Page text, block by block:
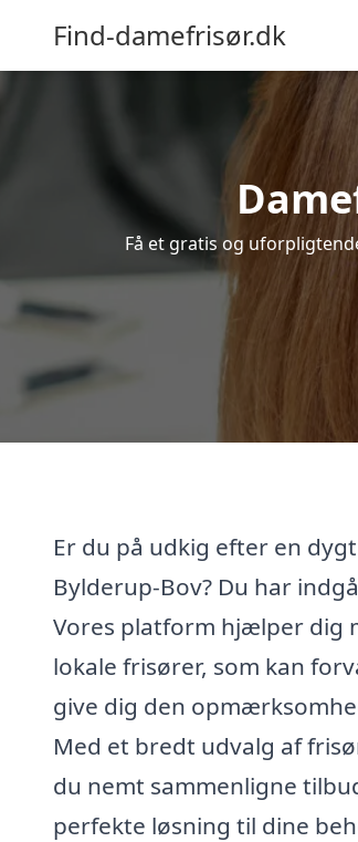
Find-damefrisør.dk
Få et gratis og
Er du på udkig efter en
Bylderup-Bov? Du har
Vores platform hjælper dig
lokale frisører, som kan
give dig den
Med et bredt udvalg af
du nemt sammenligne
perfekte løsning til dine